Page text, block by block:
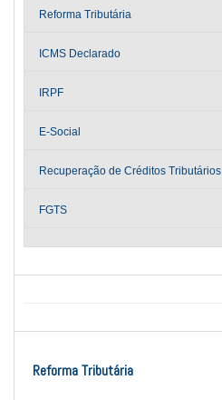
Reforma Tributária
ICMS Declarado
IRPF
E-Social
Recuperação de Créditos Tributários
FGTS
Reforma Tributária